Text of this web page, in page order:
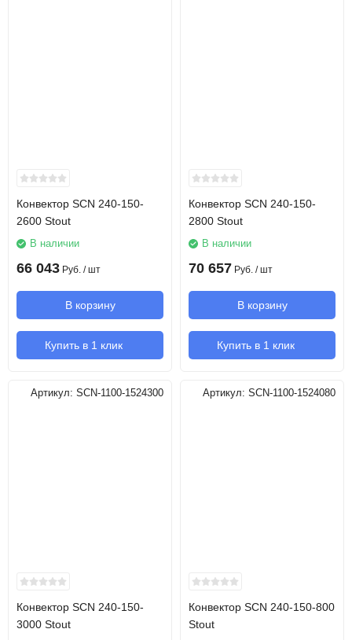
Конвектор SCN 240-150-
2600 Stout
В наличии
66 043 Руб. / шт
В корзину
Купить в 1 клик
Конвектор SCN 240-150-
2800 Stout
В наличии
70 657 Руб. / шт
В корзину
Купить в 1 клик
Артикул: SCN-1100-1524300
Конвектор SCN 240-150-
3000 Stout
Артикул: SCN-1100-1524080
Конвектор SCN 240-150-800
Stout